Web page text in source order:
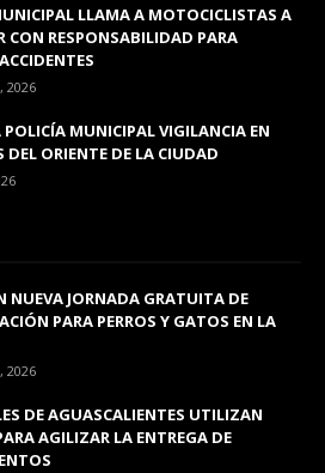
LLAMA A MOTOCICLISTAS A
CON RESPONSABILIDAD PARA
2026
POLICÍA MUNICIPAL VIGILANCIA EN
DEL ORIENTE DE LA CIUDAD
NUEVA JORNADA GRATUITA DE
PARA PERROS Y GATOS EN LA
2026
DE AGUASCALIENTES UTILIZAN
AGILIZAR LA ENTREGA DE